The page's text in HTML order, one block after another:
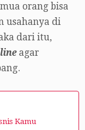
orang bisa
usahanya di
dari itu,
agar
Kamu